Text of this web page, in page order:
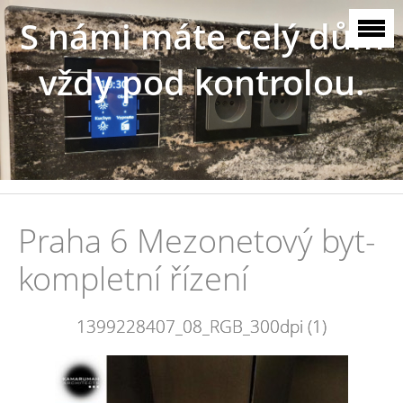
S námi máte celý dům
vždy pod kontrolou.
Praha 6 Mezonetový byt-
kompletní řízení
1399228407_08_RGB_300dpi (1)